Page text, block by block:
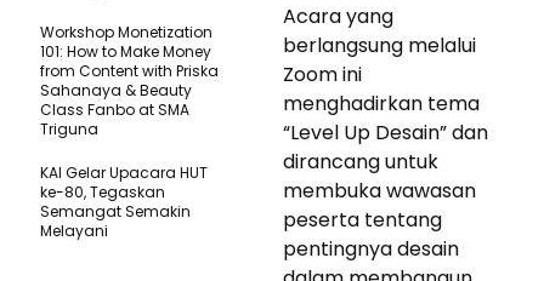
Acara yang
berlangsung melalui
Zoom ini
menghadirkan tema
“Level Up Desain” dan
dirancang untuk
membuka wawasan
peserta tentang
pentingnya desain
Workshop Monetization
101: How to Make Money
from Content with Priska
Sahanaya & Beauty
Class Fanbo at SMA
Triguna
KAI Gelar Upacara HUT
ke-80, Tegaskan
Semangat Semakin
Melayani